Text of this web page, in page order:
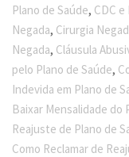
Plano de Saúde, CDC
Negada, Cirurgia
Negada, Cláusula
pelo Plano de Saúde,
Indevida em Plano de
Baixar Mensalidade do
Reajuste de Plano de
Como Reclamar de